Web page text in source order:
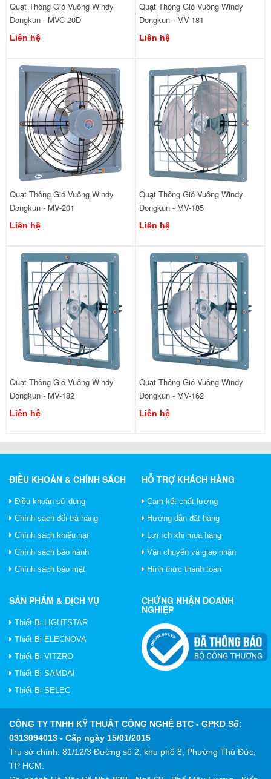
Quạt Thông Gió Vuông Windy
Dongkun - MVC-20D
Liên hệ
Quạt Thông Gió Vuông Windy
Dongkun - MV-181
Liên hệ
Quạt Thông Gió Vuông Windy
Dongkun - MV-201
Liên hệ
Quạt Thông Gió Vuông Windy
Dongkun - MV-185
Liên hệ
Quạt Thông Gió Vuông Windy
Dongkun - MV-182
Liên hệ
Quạt Thông Gió Vuông Windy
Dongkun - MV-162
Liên hệ
ĐIỀU KHOẢN & CHÍNH SÁCH
Điều khoản sử dụng
Chính sách đổi trả hàng
Chính sách khiếu nại
Chính sách bảo hành
Chính sách bảo mật
HỖ TRỢ KHÁCH HÀNG
Cam kết chất lượng
Hướng dẫn đặt hàng
Lợi ích khi mua hàng
Vận chuyển và giao nhận
Hình thức thanh toán
SẢN PHẨM & DỊCH VỤ
Thiết Bị LIGHTSTAR
Thiết Bị ELECNOVA
Thiết Bị VITZRO
Thiết Bị SAMDAI
Thiết Bị SELEC
CHỨNG NHẬN DOANH
NGHIỆP
CÔNG TY TNHH KỸ THUẬT CÔNG NGHỆ BTC - GPKD Số:
0313094013 - Cấp ngày 15/01/2015
Trụ sở chính: 81/12/3 Đường số 2, khu phố 8, Phường Thủ Đức,
TP HCM.